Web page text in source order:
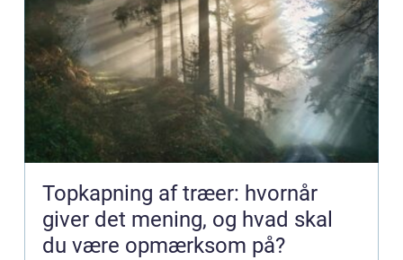
Topkapning af træer: hvornår
giver det mening, og hvad skal
du være opmærksom på?